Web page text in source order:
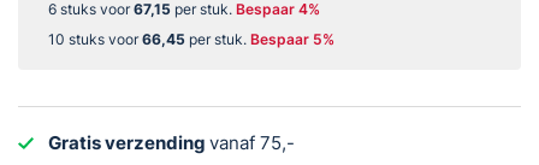
6 stuks voor67,15 per stuk. Bespaar 4%
10 stuks voor66,45 per stuk. Bespaar 5%
Gratis verzending vanaf 75,-